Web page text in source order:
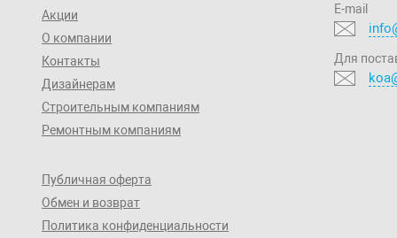
Акции
О компании
Контакты
Дизайнерам
Строительным компаниям
Ремонтным компаниям
Публичная оферта
Обмен и возврат
Политика конфиденциальности
E-mail
Для